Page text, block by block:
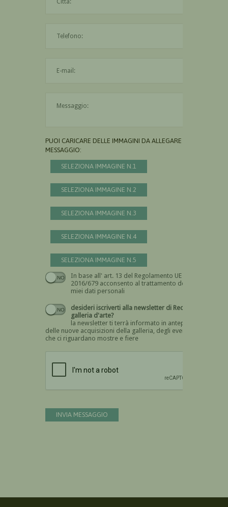
PUOI CARICARE DELLE IMMAGINI DA ALLEGARE AL
MESSAGGIO:
SELEZIONA IMMAGINE N.1
SELEZIONA IMMAGINE N.2
SELEZIONA IMMAGINE N.3
SELEZIONA IMMAGINE N.4
SELEZIONA IMMAGINE N.5
In base all' art. 13 del Regolamento UE n.
2016/679 acconsento al trattamento dei
miei dati personali
Devi dare il consenso
desideri iscriverti alla newsletter di Recta
galleria d'arte?
la newsletter ti terrà informato in anteprima
delle nuove acquisizioni della galleria, degli eventi
che ci riguardano mostre e fiere
INVIA MESSAGGIO